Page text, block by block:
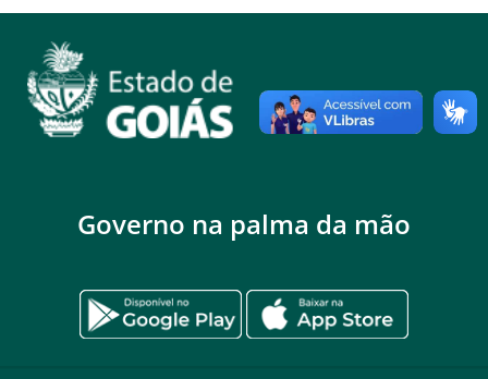
Governo na palma da mão